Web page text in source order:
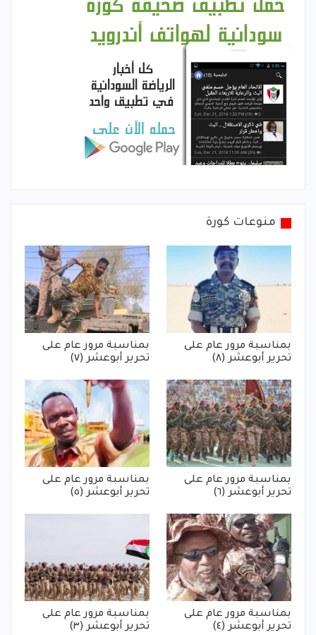
منوعات كورة
بمناسبة مرور عام على
تحرير أبوعشر (٨)
بمناسبة مرور عام على
تحرير أبوعشر (٧)
بمناسبة مرور عام على
تحرير أبوعشر (٦)
بمناسبة مرور عام على
تحرير أبوعشر (٥)
بمناسبة مرور عام على
تحرير أبوعشر (٤)
بمناسبة مرور عام على
تحرير أبوعشر (٣)